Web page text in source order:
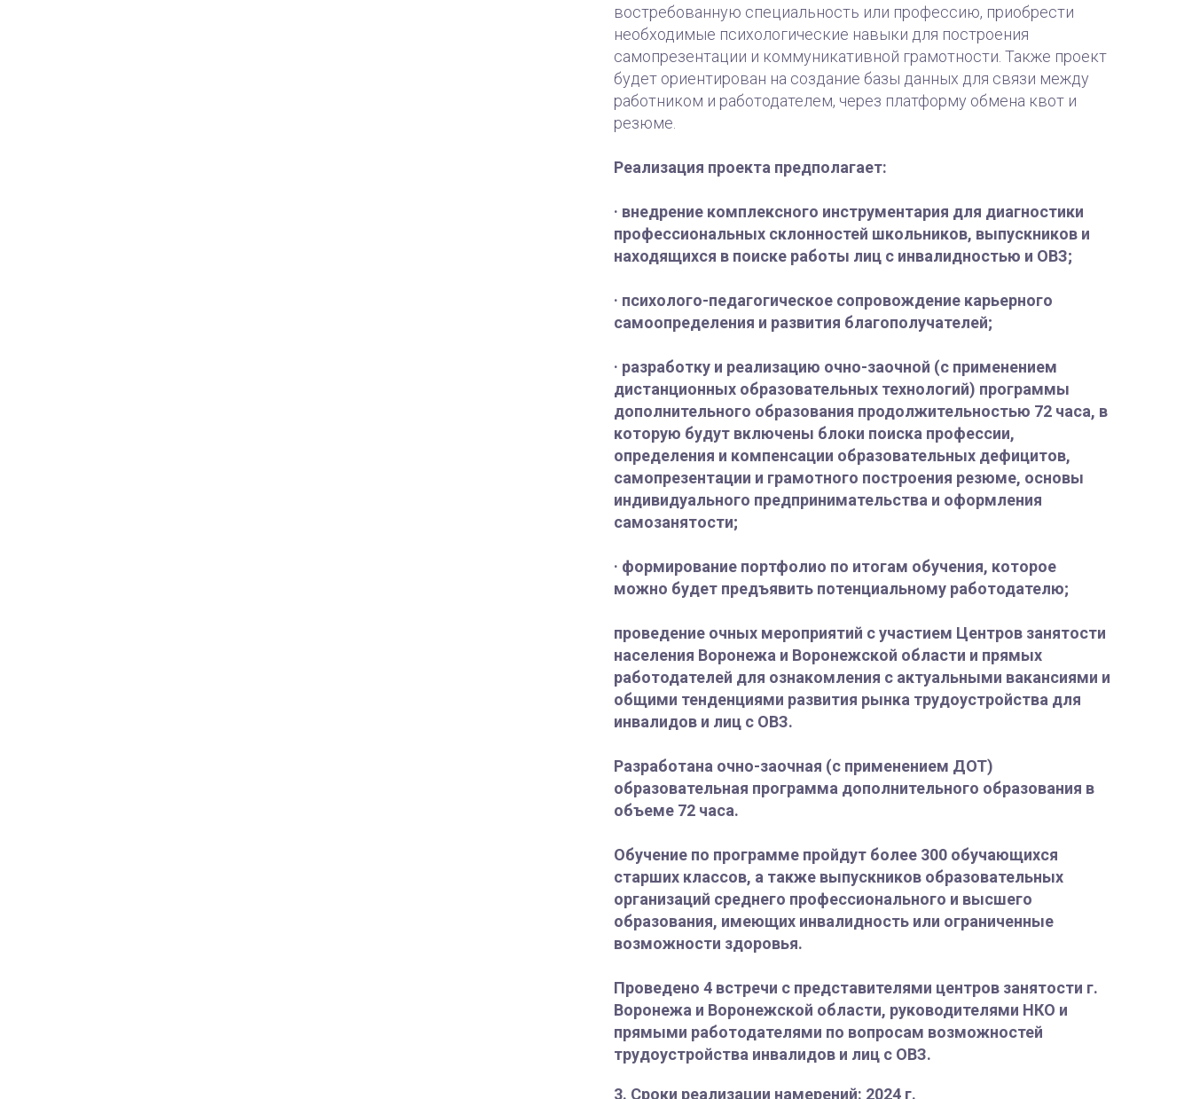
востребованную специальность или профессию, приобрести
необходимые психологические навыки для построения
самопрезентации и коммуникативной грамотности. Также проект
будет ориентирован на создание базы данных для связи между
работником и работодателем, через платформу обмена квот и
резюме.
Реализация проекта предполагает:
· внедрение комплексного инструментария для диагностики
профессиональных склонностей школьников, выпускников и
находящихся в поиске работы лиц с инвалидностью и ОВЗ;
· психолого-педагогическое сопровождение карьерного
самоопределения и развития благополучателей;
· разработку и реализацию очно-заочной (с применением
дистанционных образовательных технологий) программы
дополнительного образования продолжительностью 72 часа, в
которую будут включены блоки поиска профессии,
определения и компенсации образовательных дефицитов,
самопрезентации и грамотного построения резюме, основы
индивидуального предпринимательства и оформления
самозанятости;
· формирование портфолио по итогам обучения, которое
можно будет предъявить потенциальному работодателю;
проведение очных мероприятий с участием Центров занятости
населения Воронежа и Воронежской области и прямых
работодателей для ознакомления с актуальными вакансиями и
общими тенденциями развития рынка трудоустройства для
инвалидов и лиц с ОВЗ.
Разработана очно-заочная (с применением ДОТ)
образовательная программа дополнительного образования в
объеме 72 часа.
Обучение по программе пройдут более 300 обучающихся
старших классов, а также выпускников образовательных
организаций среднего профессионального и высшего
образования, имеющих инвалидность или ограниченные
возможности здоровья.
Проведено 4 встречи с представителями центров занятости г.
Воронежа и Воронежской области, руководителями НКО и
прямыми работодателями по вопросам возможностей
трудоустройства инвалидов и лиц с ОВЗ.
3. Сроки реализации намерений: 2024 г.